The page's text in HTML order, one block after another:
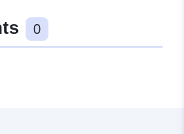
48.6326462 ], [ 9.0341026,
48.6326462 ], [ 9.0341026,
0